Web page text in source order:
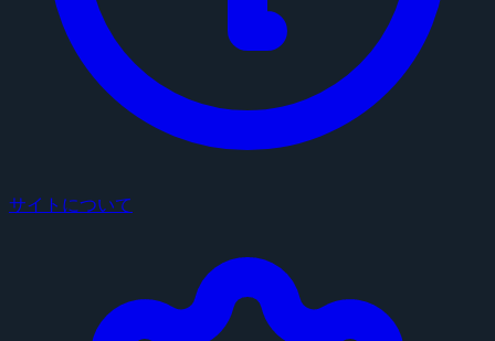
サイトについて